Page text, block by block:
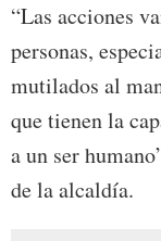
“Las acciones
personas,
mutilados al
que tienen la
a un ser
de la alcaldía.